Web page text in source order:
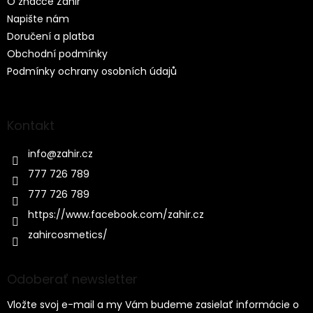
eNapište nám
Doručení a platba
Obchodní podmínky
Podmínky ochrany osobních údajů
Kontakt
info@zahir.cz
777 726 789
777 726 789
https://www.facebook.com/zahir.cz
zahircosmetics/
Odoberať newsletter
Vložte svoj e-mail a my Vám budeme zasielať informácie o